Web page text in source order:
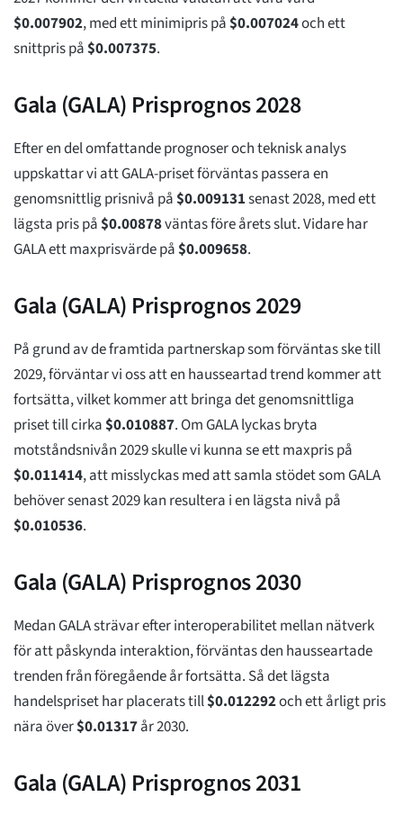
$0.007902, med ett minimipris på$0.007024och ett
snittpris på$0.007375.
Gala (GALA) Prisprognos 2028
Efter en del omfattande prognoser och teknisk analys
uppskattar vi att GALA-priset förväntas passera en
genomsnittlig prisnivå på$0.009131senast 2028, med ett
lägsta pris på$0.00878väntas före årets slut. Vidare har
GALA ett maxprisvärde på$0.009658.
Gala (GALA) Prisprognos 2029
På grund av de framtida partnerskap som förväntas ske till
2029, förväntar vi oss att en hausseartad trend kommer att
fortsätta, vilket kommer att bringa det genomsnittliga
priset till cirka$0.010887. Om GALA lyckas bryta
motståndsnivån 2029 skulle vi kunna se ett maxpris på
$0.011414, att misslyckas med att samla stödet som GALA
behöver senast 2029 kan resultera i en lägsta nivå på
$0.010536.
Gala (GALA) Prisprognos 2030
Medan GALA strävar efter interoperabilitet mellan nätverk
för att påskynda interaktion, förväntas den hausseartade
trenden från föregående år fortsätta. Så det lägsta
handelspriset har placerats till$0.012292och ett årligt pris
nära över$0.01317år 2030.
Gala (GALA) Prisprognos 2031